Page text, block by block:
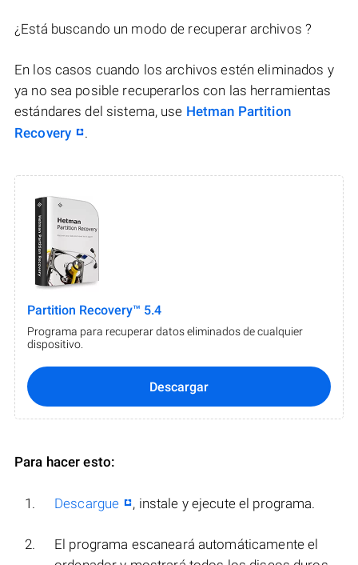
¿Está buscando un modo de recuperar archivos ?
En los casos cuando los archivos estén eliminados y
ya no sea posible recuperarlos con las herramientas
estándares del sistema, use Hetman Partition
Recovery
.
Partition Recovery™ 5.4
Programa para recuperar datos eliminados de cualquier
dispositivo.
Descargar
Para hacer esto:
Descargue , instale y ejecute el programa.
El programa escaneará automáticamente el